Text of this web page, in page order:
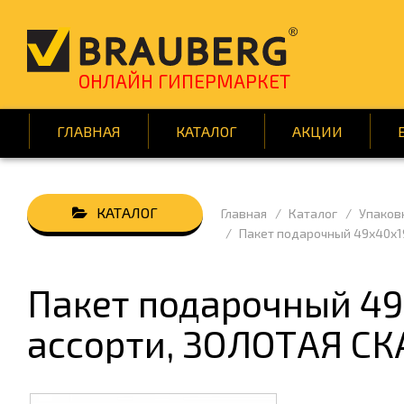
ОНЛАЙН ГИПЕРМАРКЕТ
ГЛАВНАЯ КАТАЛОГ АКЦИИ
АВТОТОВАРЫ
ИГРЫ
КНИГИ
ПОДАРКИ И ПРАЗДНИК
ПОСУДА
СРЕДСТВА ИНДИВИД. ЗАЩИТЫ
Главная Каталог
Пакет подарочный
Пакет подарочный
ассорти, ЗОЛОТАЯ